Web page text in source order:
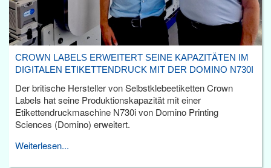
CROWN LABELS ERWEITERT SEINE KAPAZITÄTEN IM
DIGITALEN ETIKETTENDRUCK MIT DER DOMINO N730I
Der britische Hersteller von Selbstklebeetiketten Crown
Labels hat seine Produktionskapazität mit einer
Etikettendruckmaschine N730i von Domino Printing
Sciences (Domino) erweitert.
Weiterlesen...